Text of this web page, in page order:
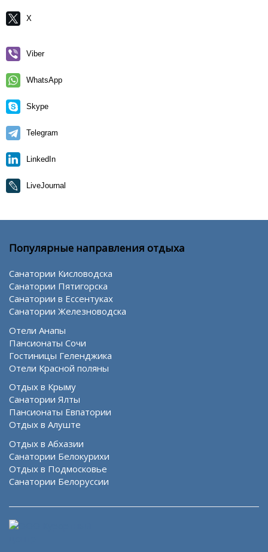
X
Viber
WhatsApp
Skype
Telegram
LinkedIn
LiveJournal
Популярные направления отдыха
Санатории Кисловодска
Санатории Пятигорска
Санатории в Ессентуках
Санатории Железноводска
Отели Анапы
Пансионаты Сочи
Гостиницы Геленджика
Отели Красной поляны
Отдых в Крыму
Санатории Ялты
Пансионаты Евпатории
Отдых в Алуште
Отдых в Абхазии
Санатории Белокурихи
Отдых в Подмосковье
Санатории Белоруссии